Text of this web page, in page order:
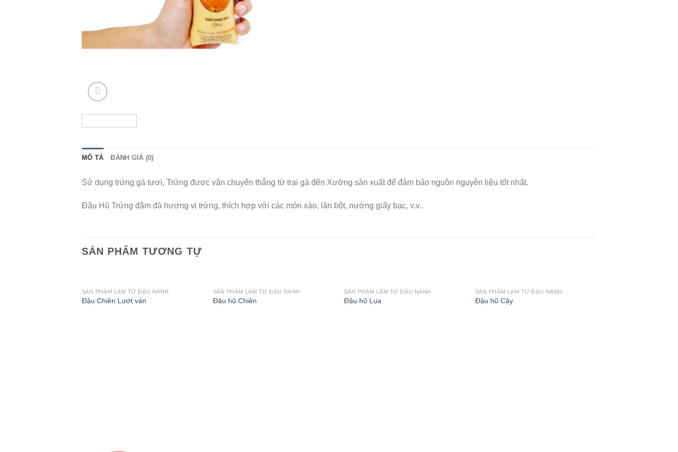
MÔ TẢ ĐÁNH GIÁ (0)
Sử dụng trứng gà tươi, Trứng được vận chuyển thẳng từ trại gà đến Xưởng sản xuất để đảm bảo nguồn nguyên liệu tốt nhất.
Đậu Hũ Trứng đậm đà hương vị trứng, thích hợp với các món xào, lăn bột, nướng giấy bạc, v.v..
SẢN PHẨM TƯƠNG TỰ
SẢN PHẨM LÀM TỪ ĐẬU NÀNH
Đậu Chiên Lướt ván
SẢN PHẨM LÀM TỪ ĐẬU NÀNH
Đậu hũ Chiên
SẢN PHẨM LÀM TỪ ĐẬU NÀNH
Đậu hũ Lụa
SẢN PHẨM LÀM TỪ ĐẬU NÀNH
Đậu hũ Cây